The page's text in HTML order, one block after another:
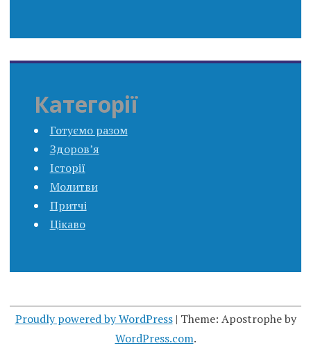
Категорії
Готуємо разом
Здоров’я
Історії
Молитви
Притчі
Цікаво
Proudly powered by WordPress | Theme: Apostrophe by
WordPress.com.